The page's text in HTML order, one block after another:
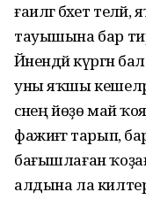
ғаиләгә бәхет
тауышына бар
Йәнендәй күргән
уны яҡшы
әсәнең йөҙө май
фажиғәгә тарып,
бағышлаған
алдына ла